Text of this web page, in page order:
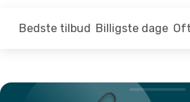
Bedste tilbud Billigste dage